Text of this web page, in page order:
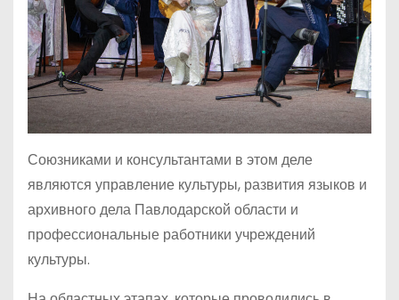
Союзниками и консультантами в этом деле
являются управление культуры, развития языков и
архивного дела Павлодарской области и
профессиональные работники учреждений
культуры.